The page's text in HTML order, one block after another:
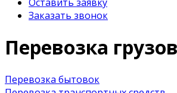
Заказать звонок
Перевозка грузов
Перевозка бытовок